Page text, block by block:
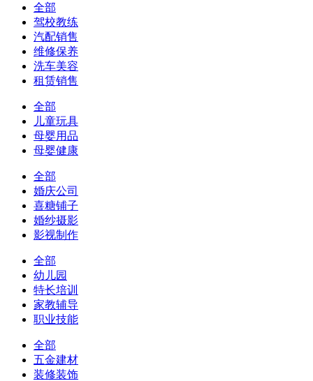
全部
驾校教练
汽配销售
维修保养
洗车美容
租赁销售
全部
儿童玩具
母婴用品
母婴健康
全部
婚庆公司
喜糖铺子
婚纱摄影
影视制作
全部
幼儿园
特长培训
家教辅导
职业技能
全部
五金建材
装修装饰